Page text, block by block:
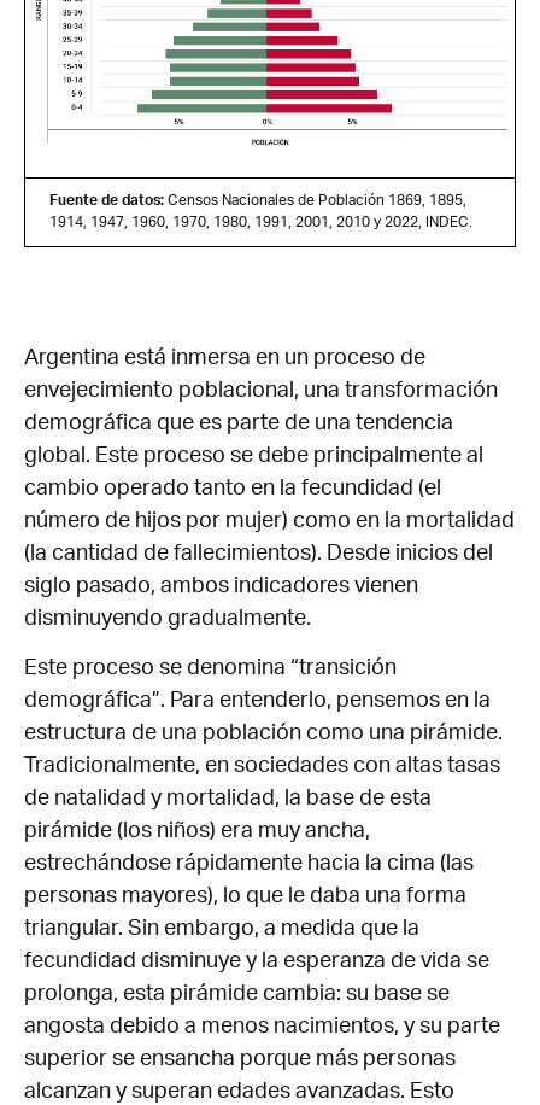
Fuente de datos: Censos Nacionales de Población 1869, 1895,
1914, 1947, 1960, 1970, 1980, 1991, 2001, 2010 y 2022, INDEC.
Argentina está inmersa en un proceso de
envejecimiento poblacional, una transformación
demográfica que es parte de una tendencia
global. Este proceso se debe principalmente al
cambio operado tanto en la fecundidad (el
número de hijos por mujer) como en la mortalidad
(la cantidad de fallecimientos). Desde inicios del
siglo pasado, ambos indicadores vienen
disminuyendo gradualmente.
Este proceso se denomina “transición
demográfica”. Para entenderlo, pensemos en la
estructura de una población como una pirámide.
Tradicionalmente, en sociedades con altas tasas
de natalidad y mortalidad, la base de esta
pirámide (los niños) era muy ancha,
estrechándose rápidamente hacia la cima (las
personas mayores), lo que le daba una forma
triangular. Sin embargo, a medida que la
fecundidad disminuye y la esperanza de vida se
prolonga, esta pirámide cambia: su base se
angosta debido a menos nacimientos, y su parte
superior se ensancha porque más personas
alcanzan y superan edades avanzadas. Esto